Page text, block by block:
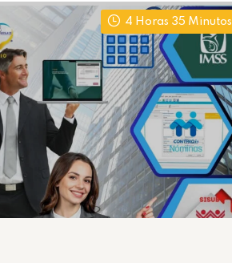
4 Horas 35 Minutos